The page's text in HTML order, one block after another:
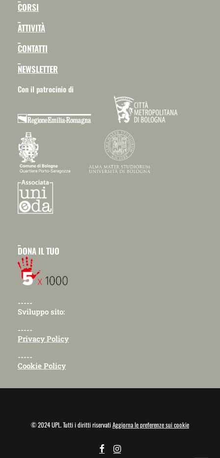
CORSI
ATTIVITÀ
CONTATTI
NEWSLETTER
Con il patrocinio di
DONA IL TUO
-----
Sviluppo sito:
-----
Privacy Policy
-----
Cookie Policy
© 2024 UPL. Tutti i diritti riservatiAggiorna le preferenze sui cookie